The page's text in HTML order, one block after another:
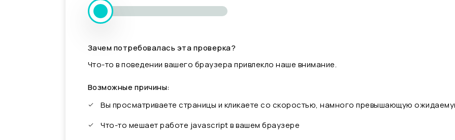
Зачем потребовалась эта проверка?
Что-то в поведении вашего браузера привлекло наше внимание.
Возможные причины:
Вы просматриваете страницы и кликаете со скоростью, намного превышающую
Что-то мешает работе javascript в вашем браузере